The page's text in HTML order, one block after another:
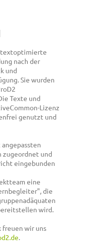
textoptimierte
nach der
und
Sie wurden
Texte und
Lizenz
genutzt und
zugeordnet und
eingebunden
eine
die
wird.
freuen wir uns
.